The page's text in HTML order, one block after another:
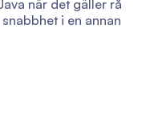
när det gäller rå
i en annan